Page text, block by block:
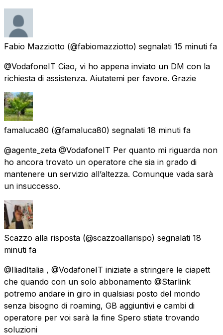
Fabio Mazziotto (@fabiomazziotto) segnalati 15 minuti fa
@VodafoneIT Ciao, vi ho appena inviato un DM con la
richiesta di assistenza. Aiutatemi per favore. Grazie
famaluca80 (@famaluca80) segnalati 18 minuti fa
@agente_zeta @VodafoneIT Per quanto mi riguarda non
ho ancora trovato un operatore che sia in grado di
mantenere un servizio all’altezza. Comunque vada sarà
un insuccesso.
Scazzo alla risposta (@scazzoallarispo) segnalati 18
minuti fa
@IliadItalia , @VodafoneIT iniziate a stringere le ciapett
che quando con un solo abbonamento @Starlink
potremo andare in giro in qualsiasi posto del mondo
senza bisogno di roaming, GB aggiuntivi e cambi di
operatore per voi sarà la fine Spero stiate trovando
soluzioni